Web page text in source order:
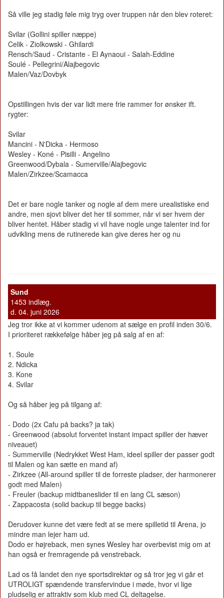
Så ville jeg stadig føle mig tryg over truppen når den blev roteret:
Svilar (Gollini spiller næppe)
Celik - Ziolkowski - Ghilardi
Rensch/Saud - Cristante - El Aynaoui - Salah-Eddine
Soulé - Pellegrini/Alajbegovic
Malen/Vaz/Dovbyk
Opstillingen hvis der var lidt mere frie rammer for ønsker ift.
rygter:
Svilar
Mancini - N'Dicka - Hermoso
Wesley - Koné - Pisilli - Angelino
Greenwood/Dybala - Sumerville/Alajbegovic
Malen/Zirkzee/Scamacca
Det er bare nogle tanker og nogle af dem mere urealistiske end
andre, men sjovt bliver det her til sommer, når vi ser hvem der
bliver hentet. Håber stadig vi vil have nogle unge talenter ind for
udvikling mens de rutinerede kan give deres her og nu
Sund
1453 indlæg.
d. 04. juni 2026
Jeg tror ikke at vi kommer udenom at sælge en profil inden 30/6.
I prioriteret rækkefølge håber jeg på salg af en af:
1. Soule
2. Ndicka
3. Kone
4. Svilar
Og så håber jeg på tilgang af:
- Dodo (2x Cafu på backs? ja tak)
- Greenwood (absolut forventet instant impact spiller der hæver
niveauet)
- Summerville (Nedrykket West Ham, ideel spiller der passer godt
til Malen og kan sætte en mand af)
- Zirkzee (All-around spiller til de forreste pladser, der harmonerer
godt med Malen)
- Freuler (backup midtbaneslider til en lang CL sæson)
- Zappacosta (solid backup til begge backs)
Derudover kunne det være fedt at se mere spilletid til Arena, jo
mindre man lejer ham ud.
Dodo er højreback, men synes Wesley har overbevist mig om at
han også er fremragende på venstreback.
Lad os få landet den nye sportsdirektør og så tror jeg vi går et
UTROLIGT spændende transfervindue i møde, hvor vi lige
pludselig er attraktiv som klub med CL deltagelse.